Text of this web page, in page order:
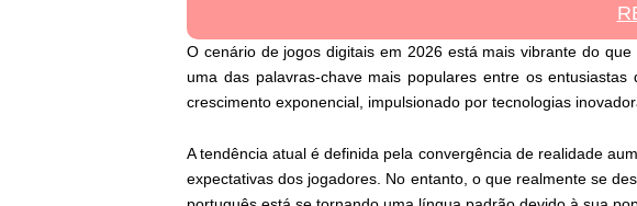
O cenário de jogos digitais em 2026 está mais vibrante do
uma das palavras-chave mais populares entre os
crescimento exponencial, impulsionado por tecnologias
A tendência atual é definida pela convergência de realidade
expectativas dos jogadores. No entanto, o que realmente se